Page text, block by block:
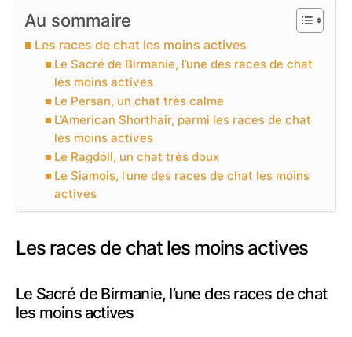
Au sommaire
Les races de chat les moins actives
Le Sacré de Birmanie, l’une des races de chat
les moins actives
Le Persan, un chat très calme
L’American Shorthair, parmi les races de chat
les moins actives
Le Ragdoll, un chat très doux
Le Siamois, l’une des races de chat les moins
actives
Les races de chat les moins actives
Le Sacré de Birmanie, l’une des races de chat
les moins actives